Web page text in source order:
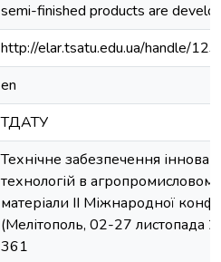
semi-finished products are
http://elar.tsatu.edu.ua/handle/
en
ТДАТУ
Технічне забезпечення
технологій в
матеріали II Міжнародної
(Мелітополь, 02-27 листопада
361